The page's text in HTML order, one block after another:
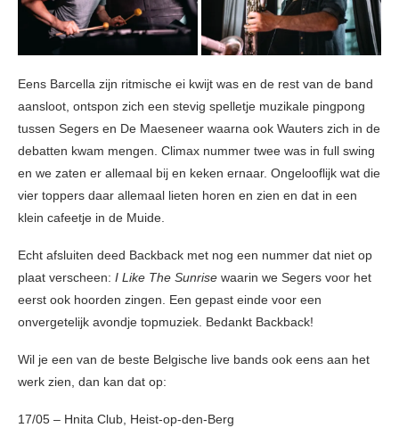
Eens Barcella zijn ritmische ei kwijt was en de rest van de band
aansloot, ontspon zich een stevig spelletje muzikale pingpong
tussen Segers en De Maeseneer waarna ook Wauters zich in de
debatten kwam mengen. Climax nummer twee was in full swing
en we zaten er allemaal bij en keken ernaar. Ongelooflijk wat die
vier toppers daar allemaal lieten horen en zien en dat in een
klein cafeetje in de Muide.
Echt afsluiten deed Backback met nog een nummer dat niet op
plaat verscheen: I Like The Sunrise waarin we Segers voor het
eerst ook hoorden zingen. Een gepast einde voor een
onvergetelijk avondje topmuziek. Bedankt Backback!
Wil je een van de beste Belgische live bands ook eens aan het
werk zien, dan kan dat op:
17/05 – Hnita Club, Heist-op-den-Berg